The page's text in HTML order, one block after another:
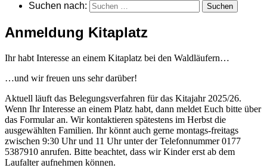
Suchen nach:
Anmeldung Kitaplatz
Ihr habt Interesse an einem Kitaplatz bei den Waldläufern…
…und wir freuen uns sehr darüber!
Aktuell läuft das Belegungsverfahren für das Kitajahr 2025/26.
Wenn Ihr Interesse an einem Platz habt, dann meldet Euch bitte über
das Formular an. Wir kontaktieren spätestens im Herbst die
ausgewählten Familien. Ihr könnt auch gerne montags-freitags
zwischen 9:30 Uhr und 11 Uhr unter der Telefonnummer 0177
5387910 anrufen. Bitte beachtet, dass wir Kinder erst ab dem
Laufalter aufnehmen können.